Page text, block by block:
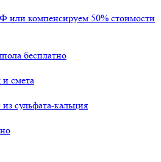
или компенсируем 50% стоимости
бесплатно
смета
сульфата-кальция